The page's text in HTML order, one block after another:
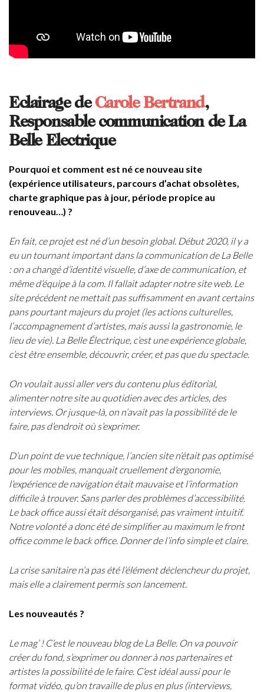
Eclairage deCarole Bertrand,
Responsable communication de La
Belle Electrique
Pourquoi et comment est né ce nouveau site
(expérience utilisateurs, parcours d’achat obsolètes,
charte graphique pas à jour, période propice au
renouveau…) ?
En fait, ce projet est né d’un besoin global. Début 2020, il y a
eu un tournant important dans la communication de La Belle
: on a changé d’identité visuelle, d’axe de communication, et
même d’équipe à la com. Il fallait adapter notre site web. Le
site précédent ne mettait pas suffisamment en avant certains
pans pourtant majeurs du projet (les actions culturelles,
l’accompagnement d’artistes, mais aussi la gastronomie, le
lieu de vie). La Belle Électrique, c’est une expérience globale,
c’est être ensemble, découvrir, créer, et pas que du spectacle.
On voulait aussi aller vers du contenu plus éditorial,
alimenter notre site au quotidien avec des articles, des
interviews. Orjusque-là, on n’avait pas la possibilité de le
faire, pas d’endroit où s’exprimer.
D’un point de vue technique, l’ancien site n’était pas optimisé
pour les mobiles, manquait cruellement d’ergonomie,
l’expérience de navigation était mauvaise et l’information
difficile à trouver. Sans parler des problèmes d’accessibilité.
Le back office aussi était désorganisé, pas vraiment intuitif.
Notre volonté a donc été de simplifier au maximum le front
office comme le back office. Donner de l’info simple et claire.
La crise sanitaire n’a pas été l’élément déclencheur du projet,
mais elle a clairement permis son lancement.
Les nouveautés ?
Le mag’ ! C’est le nouveau blog de La Belle. On va pouvoir
créer du fond, s’exprimer ou donner à nos partenaires et
artistes la possibilité de le faire. C’est idéal aussi pour le
format vidéo, qu’on travaille de plus en plus (interviews,